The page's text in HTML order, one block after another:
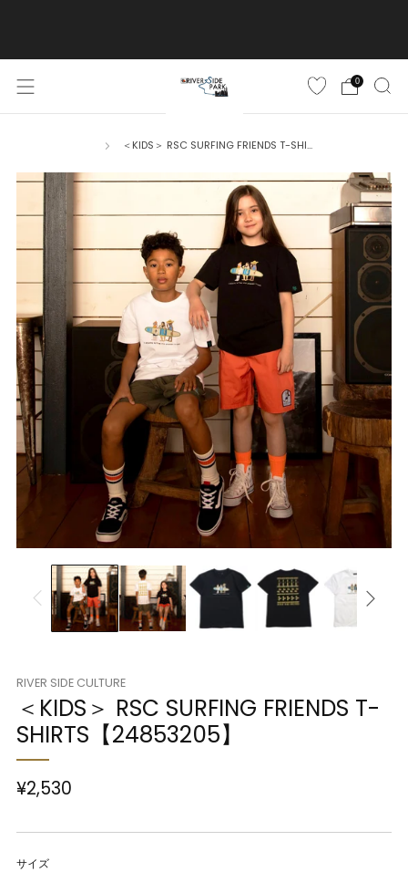
0
＜KIDS＞ RSC SURFING FRIENDS T-SHI...
RIVER SIDE CULTURE
＜KIDS＞ RSC SURFING FRIENDS T-
SHIRTS【24853205】
¥2,530
サイズ